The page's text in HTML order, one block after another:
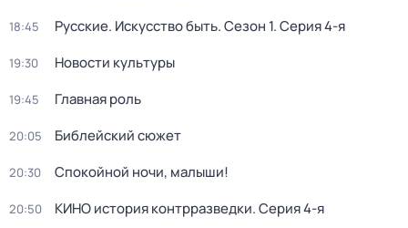
18:45 Русские. Искусство быть. Сезон 1. Серия 4-я
19:30 Новости культуры
19:45 Главная роль
20:05 Библейский сюжет
20:30 Спокойной ночи, малыши!
20:50 КИНО история контрразведки. Серия 4-я